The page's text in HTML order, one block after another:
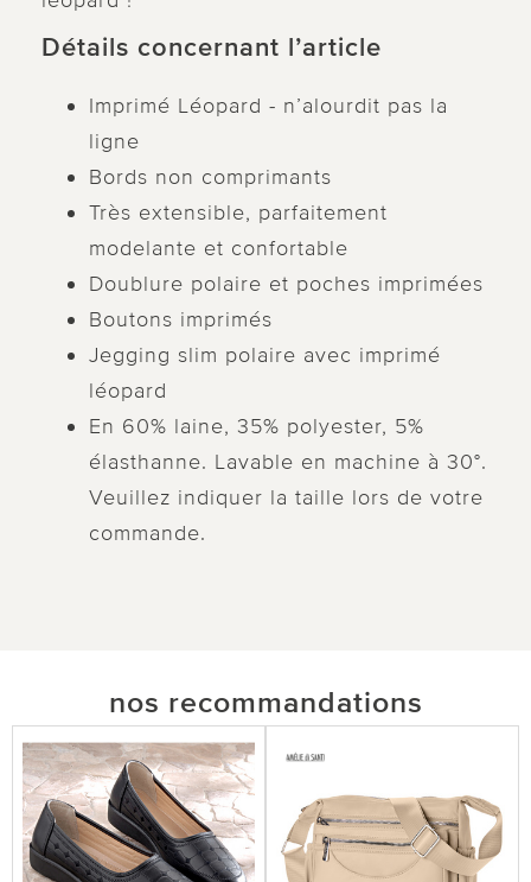
Détails concernant l’article
Imprimé Léopard - n’alourdit pas la
ligne
Bords non comprimants
Très extensible, parfaitement
modelante et confortable
Doublure polaire et poches imprimées
Boutons imprimés
Jegging slim polaire avec imprimé
léopard
En 60% laine, 35% polyester, 5%
élasthanne. Lavable en machine à 30°.
Veuillez indiquer la taille lors de votre
commande.
nos recommandations